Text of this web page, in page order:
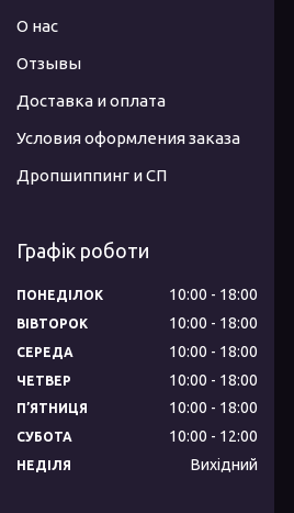
О нас
Отзывы
Доставка и оплата
Условия оформления заказа
Дропшиппинг и СП
Графік роботи
ПОНЕДІЛОК 10:00 18:00
ВІВТОРОК 10:00 18:00
СЕРЕДА 10:00 18:00
ЧЕТВЕР 10:00 18:00
ПʼЯТНИЦЯ 10:00 18:00
СУБОТА 10:00 12:00
НЕДІЛЯ Вихідний